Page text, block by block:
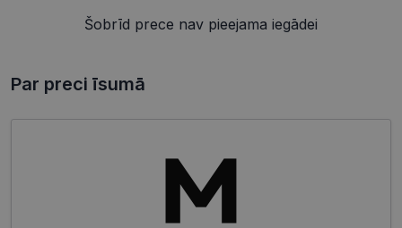
Šobrīd prece nav pieejama iegādei
Par preci īsumā